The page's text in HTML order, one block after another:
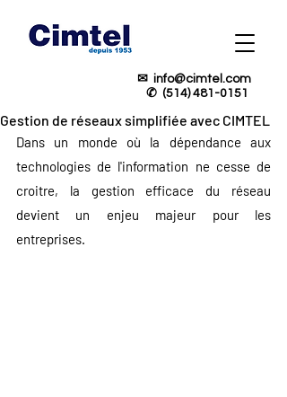
✉ info@cimtel.com
✆ (514) 481-0151
Gestion de réseaux simplifiée avec CIMTEL
Dans un monde où la dépendance aux
technologies de l'information ne cesse de
croitre, la gestion efficace du réseau
devient un enjeu majeur pour les
entreprises.